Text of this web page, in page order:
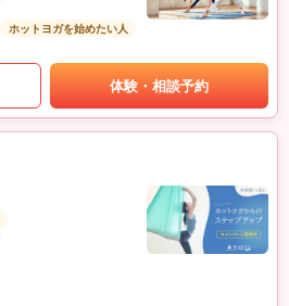
ホットヨガを始めたい人
体験・相談予約